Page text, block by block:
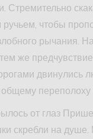
чтобы
рычания.
же
переполоху
от глаз
скребли на